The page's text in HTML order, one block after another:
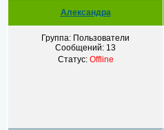
Александра
Группа: Пользователи
Сообщений: 13
Статус: Offline